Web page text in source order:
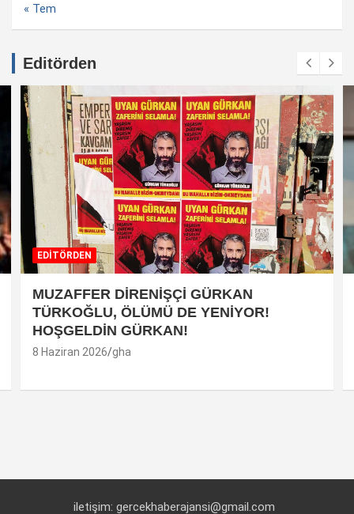
« Tem
Editörden
EDİTÖRDEN
MUZAFFER DİRENİŞÇİ GÜRKAN
TÜRKOĞLU, ÖLÜMÜ DE YENİYOR!
HOŞGELDİN GÜRKAN!
8 Haziran 2026 gha
iletişim: gercekhaberajansi@gmail.com